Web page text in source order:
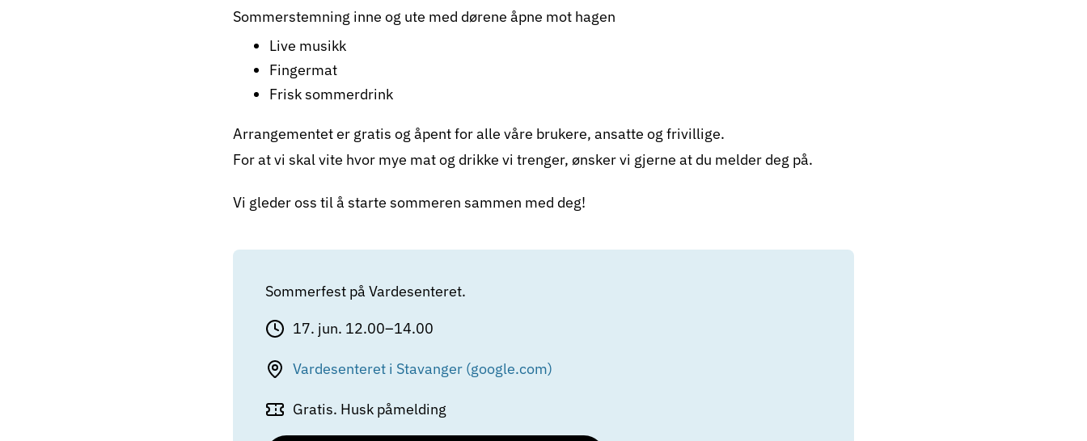
Sommerstemning inne og ute med dørene åpne mot hagen
Live musikk
Fingermat
Frisk sommerdrink
Arrangementet er gratis og åpent for alle våre brukere, ansatte og frivillige.
For at vi skal vite hvor mye mat og drikke vi trenger, ønsker vi gjerne at du melder deg på.
Vi gleder oss til å starte sommeren sammen med deg!
Sommerfest på Vardesenteret.
17. jun. 12.00–14.00
Vardesenteret i Stavanger (google.com)
Gratis. Husk påmelding